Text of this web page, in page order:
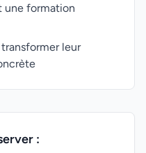
une formation
leur
: